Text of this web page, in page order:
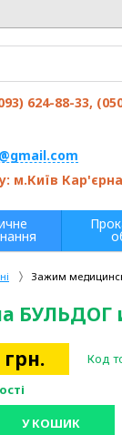
Зажим
БУЛЬДОГ
грн.
Код
У КОШИК
624-88-33,
м.Київ